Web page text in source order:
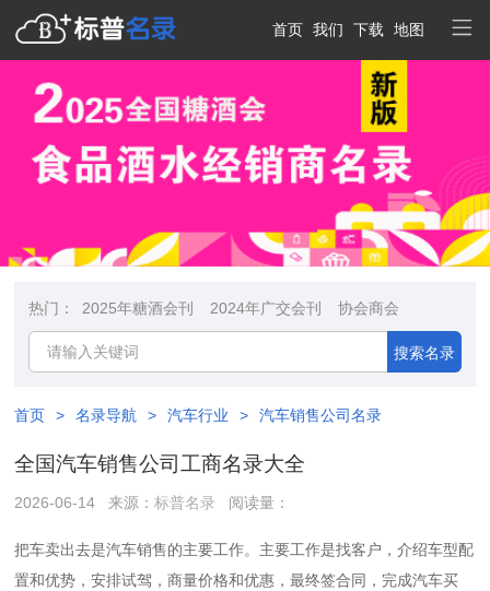
首页 我们 下载 地图
热门： 2025年糖酒会刊 2024年广交会刊 协会商会
搜索名录
首页 > 名录导航 > 汽车行业 > 汽车销售公司名录
全国汽车销售公司工商名录大全
2026-06-14 来源：标普名录 阅读量：
把车卖出去是汽车销售的主要工作。主要工作是找客户，介绍车型配
置和优势，安排试驾，商量价格和优惠，最终签合同，完成汽车买